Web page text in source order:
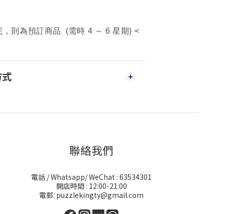
，則為預訂商品 (需時 4 ～ 6 星期) <
聯絡我們
電話 / Whatsapp/ WeChat : 63534301
開店時間 : 12:00-21:00
電郵: puzzlekingty@gmail.com